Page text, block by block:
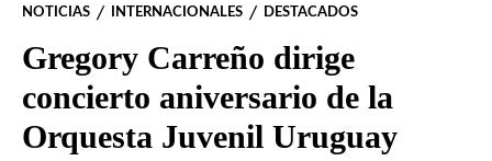
NOTICIAS INTERNACIONALES DESTACADOS
Gregory Carreño dirige
concierto aniversario de la
Orquesta Juvenil Uruguay